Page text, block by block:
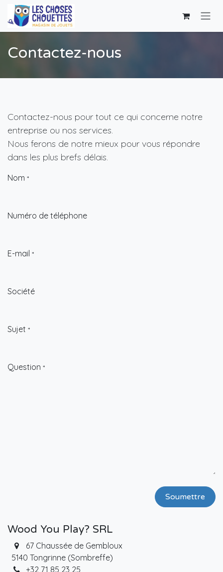
Se rendre au contenu
Contactez-nous
Contactez-nous pour tout ce qui concerne notre
entreprise ou nos services.
Nous ferons de notre mieux pour vous répondre
dans les plus brefs délais.
Nom *
Numéro de téléphone
E-mail *
Société
Sujet *
Question *
Soumettre
Wood You Play? SRL
67 Chaussée de Gembloux
5140 Tongrinne (Sombreffe)
+32 71 85 23 25